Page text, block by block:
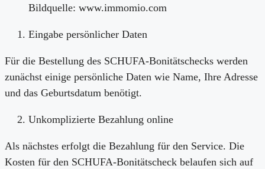
Bildquelle: www.immomio.com
Eingabe persönlicher Daten
Für die Bestellung des SCHUFA-Bonitätschecks werden
zunächst einige persönliche Daten wie Name, Ihre Adresse
und das Geburtsdatum benötigt.
Unkomplizierte Bezahlung online
Als nächstes erfolgt die Bezahlung für den Service. Die
Kosten für den SCHUFA-Bonitätscheck belaufen sich auf